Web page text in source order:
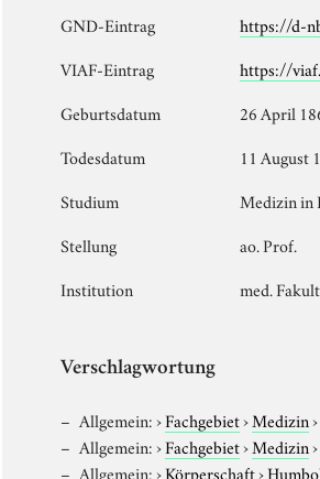
GND-Eintrag
https://d-
VIAF-Eintrag
https://
Geburtsdatum
26 April
Todesdatum
11 August
Studium
Medizin in
Stellung
ao. Prof.
Institution
med.
Verschlagwortung
Allgemein:›Fachgebiet›Medizin
Allgemein:›Fachgebiet›Medizin
Allgemein:›Körperschaft›